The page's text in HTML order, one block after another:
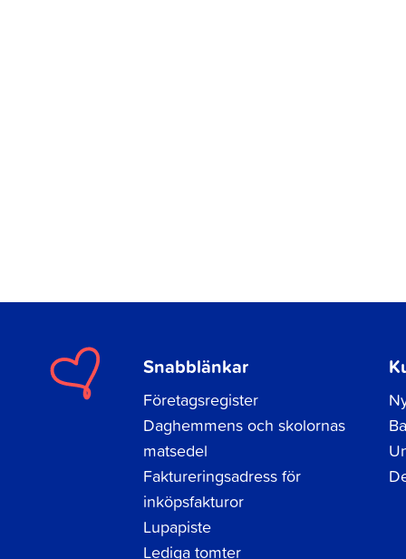
Snabblänkar
Företagsregister
Daghemmens och skolornas
matsedel
Faktureringsadress för
inköpsfakturor
Lupapiste
Lediga tomter